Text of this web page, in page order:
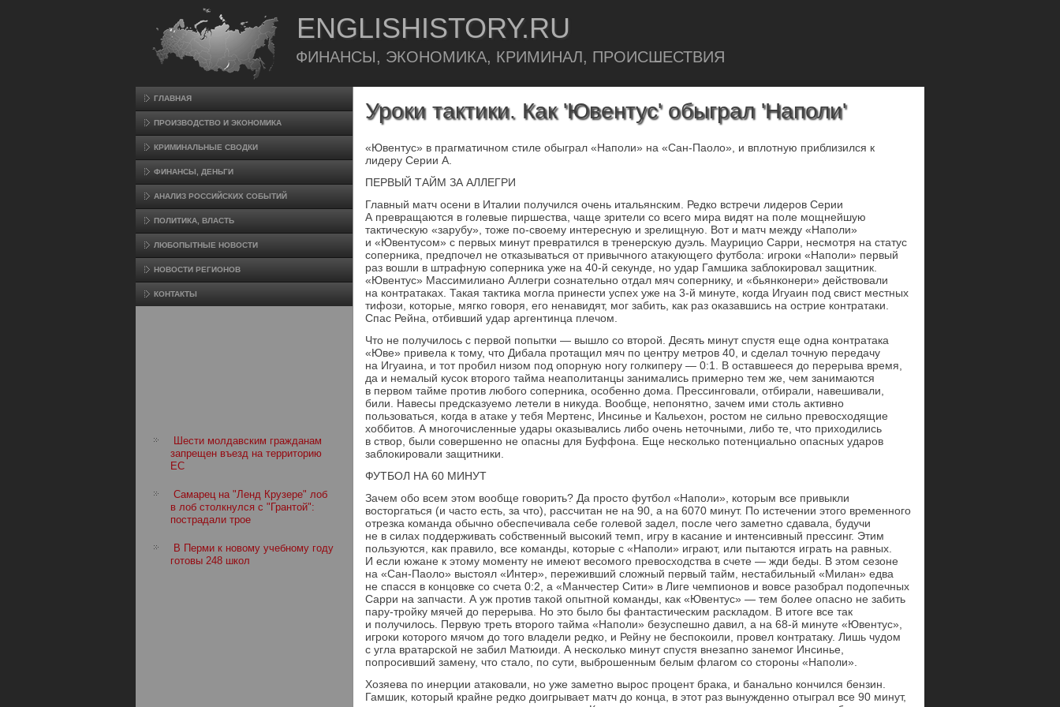
ENGLISHISTORY.RU
ФИНАНСЫ, ЭКОНОМИКА, КРИМИНАЛ, ПРОИСШЕСТВИЯ
ГЛАВНАЯ
ПРОИЗВΟДСТВО И ЭКОНОМИКА
КРИМИНАЛЬНЫЕ СВОДКИ
ФИНАНСЫ, ДЕНЬГИ
АНАЛИЗ РОССИЙСКИХ СОБЫТИЙ
ПОЛИТИКА, ВЛАСТЬ
ЛЮБОПЫТНЫЕ НОВОСТИ
НОВОСТИ РЕГИОНОВ
КОНТАКТЫ
Шести молдавским гражданам
запрещен въезд на территорию
ЕС
Самарец на "Ленд Крузере" лоб
в лоб столкнулся с "Грантой":
пострадали трое
В Перми к новому учебному году
готовы 248 школ
Уроки тактики. Как 'Ювентус' обыграл 'Наполи'
«Ювентус» в прагматичном стиле обыграл «Наполи» на «Сан-Паоло», и вплотную приблизился к
лидеру Серии А.
ПЕРВЫЙ ТАЙМ ЗА АЛЛЕГРИ
Главный матч осени в Италии получился очень итальянским. Редко встречи лидеров Серии
А превращаются в голевые пиршества, чаще зрители со всего мира видят на поле мощнейшую
тактическую «зарубу», тоже по-своему интересную и зрелищную. Вот и матч между «Наполи»
и «Ювентусом» с первых минут превратился в тренерскую дуэль. Маурицио Сарри, несмотря на статус
соперника, предпочел не отказываться от привычного атакующего футбола: игроки «Наполи» первый
раз вошли в штрафную соперника уже на 40-й секунде, но удар Гамшика заблокировал защитник.
«Ювентус» Массимилиано Аллегри сознательно отдал мяч сопернику, и «бьянконери» действовали
на контратаках. Такая тактика могла принести успех уже на 3-й минуте, когда Игуаин под свист местных
тифози, которые, мягко говоря, его ненавидят, мог забить, как раз оказавшись на острие контратаки.
Спас Рейна, отбивший удар аргентинца плечом.
Что не получилось с первой попытки — вышло со второй. Десять минут спустя еще одна контратака
«Юве» привела к тому, что Дибала протащил мяч по центру метров 40, и сделал точную передачу
на Игуаина, и тот пробил низом под опорную ногу голкиперу — 0:1. В оставшееся до перерыва время,
да и немалый кусок второго тайма неаполитанцы занимались примерно тем же, чем занимаются
в первом тайме против любого соперника, особенно дома. Прессинговали, отбирали, навешивали,
били. Навесы предсказуемо летели в никуда. Вообще, непонятно, зачем ими столь активно
пользоваться, когда в атаке у тебя Мертенс, Инсинье и Кальехон, ростом не сильно превосходящие
хоббитов. А многочисленные удары оказывались либо очень неточными, либо те, что приходились
в створ, были совершенно не опасны для Буффона. Еще несколько потенциально опасных ударов
заблокировали защитники.
ФУТБОЛ НА 60 МИНУТ
Зачем обо всем этом вообще говорить? Да просто футбол «Наполи», которым все привыкли
восторгаться (и часто есть, за что), рассчитан не на 90, а на 6070 минут. По истечении этого временного
отрезка команда обычно обеспечивала себе голевой задел, после чего заметно сдавала, будучи
не в силах поддерживать собственный высокий темп, игру в касание и интенсивный прессинг. Этим
пользуются, как правило, все команды, которые с «Наполи» играют, или пытаются играть на равных.
И если южане к этому моменту не имеют весомого превосходства в счете — жди беды. В этом сезоне
на «Сан-Паоло» выстоял «Интер», переживший сложный первый тайм, нестабильный «Милан» едва
не спасся в концовке со счета 0:2, а «Манчестер Сити» в Лиге чемпионов и вовсе разобрал подопечных
Сарри на запчасти. А уж против такой опытной команды, как «Ювентус» — тем более опасно не забить
пару-тройку мячей до перерыва. Но это было бы фантастическим раскладом. В итоге все так
и получилось. Первую треть второго тайма «Наполи» безуспешно давил, а на 68-й минуте «Ювентус»,
игроки которого мячом до того владели редко, и Рейну не беспокоили, провел контратаку. Лишь чудом
с угла вратарской не забил Матюиди. А несколько минут спустя внезапно занемог Инсинье,
попросивший замену, что стало, по сути, выброшенным белым флагом со стороны «Наполи».
Хозяева по инерции атаковали, но уже заметно вырос процент брака, и банально кончился бензин.
Гамшик, который крайне редко доигрывает матч до конца, в этот раз вынужденно отыграл все 90 минут,